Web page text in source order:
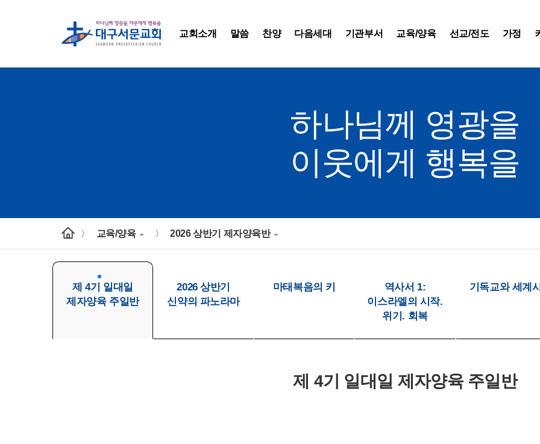
교회소개 말씀 찬양 다음세대 기관부서 교육/양육 선교/전도 가정
하나님께 영광을
이웃에게 행복을
> 교육/양육 > 2026 상반기 제자양육반
제 4기 일대일
제자양육 주일반
2026 상반기
신약의 파노라마
마태복음의 키
역사서 1:
이스라엘의 시작.
위기. 회복
기독교와 세계
제 4기 일대일 제자양육 주일반